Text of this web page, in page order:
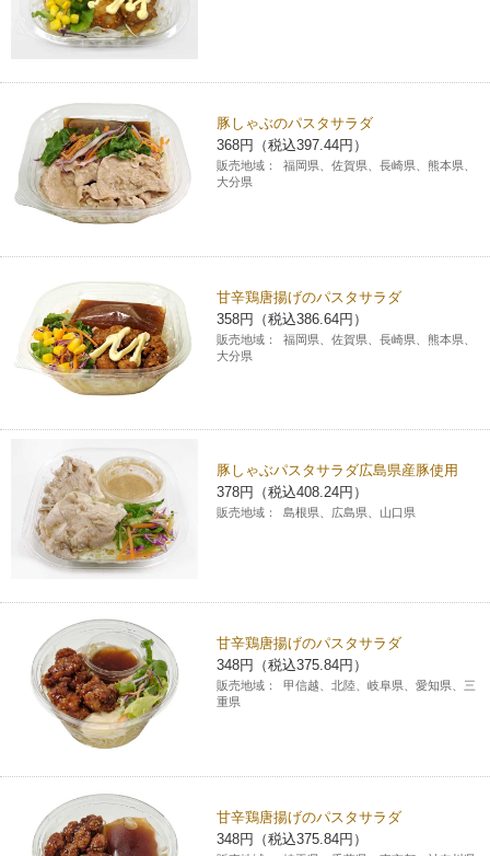
自転車シェアリング（店舗限定）
モバイルバッテリーシェアリング（店舗限定）
モバイルWi-Fiバッテリーシェアリング（店舗限定）
荷物預かりサービス「ecbocloakエクボクローク」（店舗限定）
ソフトバンクギフト
セブン-イレブンの歴史
豚しゃぶのパスタサラダ
368円（税込397.44円）
販売地域：
福岡県、佐賀県、長崎県、熊本県、
大分県
甘辛鶏唐揚げのパスタサラダ
358円（税込386.64円）
販売地域：
福岡県、佐賀県、長崎県、熊本県、
大分県
豚しゃぶパスタサラダ広島県産豚使用
378円（税込408.24円）
販売地域： 島根県、広島県、山口県
甘辛鶏唐揚げのパスタサラダ
348円（税込375.84円）
販売地域：
甲信越、北陸、岐阜県、愛知県、三
重県
甘辛鶏唐揚げのパスタサラダ
348円（税込375.84円）